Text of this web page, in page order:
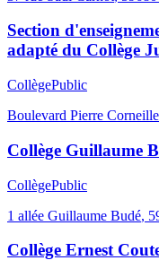
Section
adapté du Collège
CollègePublic
Boulevard Pierre Corneille
Collège Guillaume
CollègePublic
1 allée Guillaume Budé,
Collège Ernest